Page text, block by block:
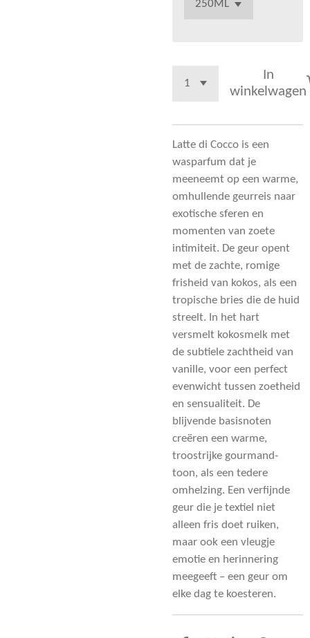
In
winkelwagen
Latte di Cocco is een
wasparfum dat je
meeneemt op een warme,
omhullende geurreis naar
exotische sferen en
momenten van zoete
intimiteit. De geur opent
met de zachte, romige
frisheid van kokos, als een
tropische bries die de huid
streelt. In het hart
versmelt kokosmelk met
de subtiele zachtheid van
vanille, voor een perfect
evenwicht tussen zoetheid
en sensualiteit. De
blijvende basisnoten
creëren een warme,
troostrijke gourmand-
toon, als een tedere
omhelzing. Een verfijnde
geur die je textiel niet
alleen fris doet ruiken,
maar ook een vleugje
emotie en herinnering
meegeeft – een geur om
elke dag te koesteren.